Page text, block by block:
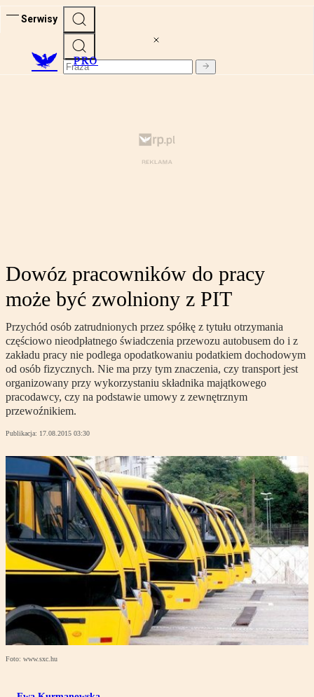
Serwisy
PRO
Dowóz pracowników do pracy
może być zwolniony z PIT
Przychód osób zatrudnionych przez spółkę z tytułu otrzymania
częściowo nieodpłatnego świadczenia przewozu autobusem do i z
zakładu pracy nie podlega opodatkowaniu podatkiem dochodowym
od osób fizycznych. Nie ma przy tym znaczenia, czy transport jest
organizowany przy wykorzystaniu składnika majątkowego
pracodawcy, czy na podstawie umowy z zewnętrznym
przewoźnikiem.
Publikacja: 17.08.2015 03:30
Foto: www.sxc.hu